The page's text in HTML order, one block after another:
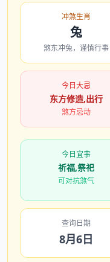
冲煞生肖
兔
煞东冲兔，谨慎行事
今日大忌
东方修造,出行
煞方忌动
今日宜事
祈福,祭祀
可对抗煞气
查询日期
8月6日